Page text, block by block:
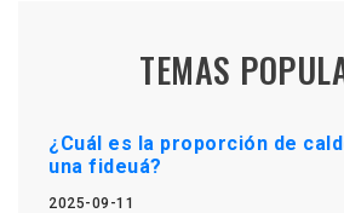
TEMAS
¿Cuál es la proporción de
una fideuá?
2025-09-11